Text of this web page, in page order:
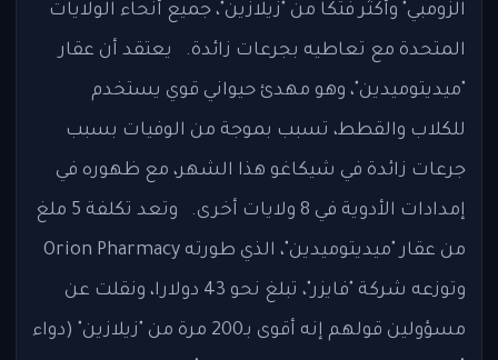
الزومبي" وأكثر فتكا من "زيلازين"، جميع أنحاء الولايات
المتحدة مع تعاطيه بجرعات زائدة. يعتقد أن عقار
"ميديتوميدين"، وهو مهدئ حيواني قوي يستخدم
للكلاب والقطط، تسبب بموجة من الوفيات بسبب
جرعات زائدة في شيكاغو هذا الشهر، مع ظهوره في
إمدادات الأدوية في 8 ولايات أخرى. وتعد تكلفة 5 ملغ
من عقار "ميديتوميدين"، الذي طورته Orion Pharmacy
وتوزعه شركة "فايزر"، تبلغ نحو 43 دولارا، ونقلت عن
مسؤولين قولهم إنه أقوى بـ200 مرة من "زيلازين" (دواء